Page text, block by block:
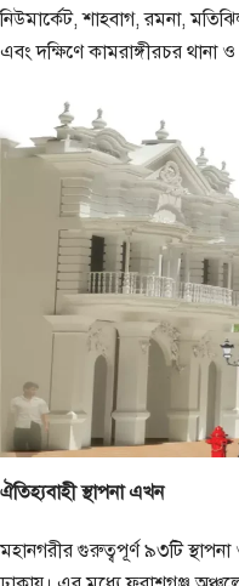
নিউমার্কেট, শাহবাগ, রমনা,
এবং দক্ষিণে কামরাঙ্গীরচর থানা ও
ঐতিহ্যবাহী স্থাপনা এখন
মহানগরীর গুরুত্বপূর্ণ ৯৩টি